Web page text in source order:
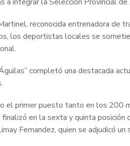
reconocida entrenadora de
los deportistas locales se
completó una destacada
el primer puesto tanto en los
en la sexta y quinta posición
Fernandez, quien se adjudicó